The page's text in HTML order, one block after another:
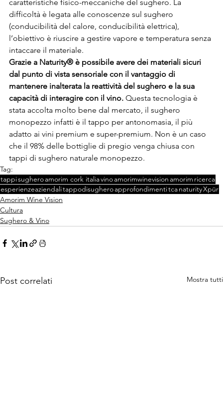
caratteristiche fisico-meccaniche del sughero. La
difficoltà è legata alle conoscenze sul sughero
(conducibilità del calore, conducibilità elettrica),
l’obiettivo è riuscire a gestire vapore e temperatura senza
intaccare il materiale.
Grazie a Naturity® è possibile avere dei materiali sicuri
dal punto di vista sensoriale con il vantaggio di
mantenere inalterata la reattività del sughero e la sua
capacità di interagire con il vino. Questa tecnologia è
stata accolta molto bene dal mercato, il sughero
monopezzo infatti è il tappo per antonomasia, il più
adatto ai vini premium e super-premium. Non è un caso
che il 98% delle bottiglie di pregio venga chiusa con
tappi di sughero naturale monopezzo.
Tag:
tappisugheroamorim cork italiavinoamorimwinevision amorim ricerca
esperienzeaziendalitappodisugheroapprofondimentitcanaturityXpür
Amorim Wine Vision
Cultura
Sughero & Vino
Post correlati Mostra tutti